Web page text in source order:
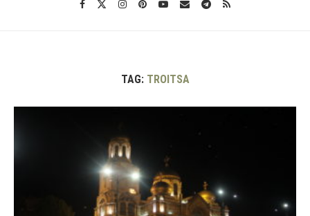
TAG: TROITSA